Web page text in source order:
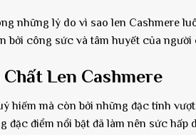
những lý do vì sao len Cashmere
bởi công sức và tâm huyết của
Len Cashmere
hiếm mà còn bởi những đặc tính
điểm nổi bật đã làm nên sức hấp